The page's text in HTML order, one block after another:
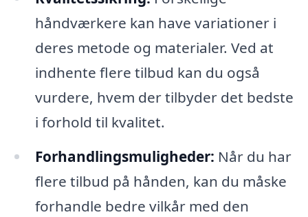
håndværkere kan have variationer i
deres metode og materialer. Ved at
indhente flere tilbud kan du også
vurdere, hvem der tilbyder det bedste
i forhold til kvalitet.
Forhandlingsmuligheder: Når du har
flere tilbud på hånden, kan du måske
forhandle bedre vilkår med den